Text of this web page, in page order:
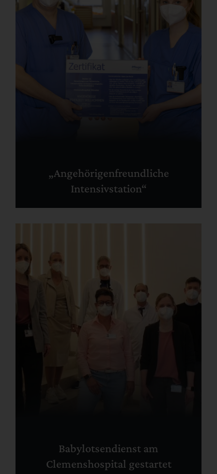
„Angehörigenfreundliche
Intensivstation“
Babylotsendienst am
Clemenshospital gestartet